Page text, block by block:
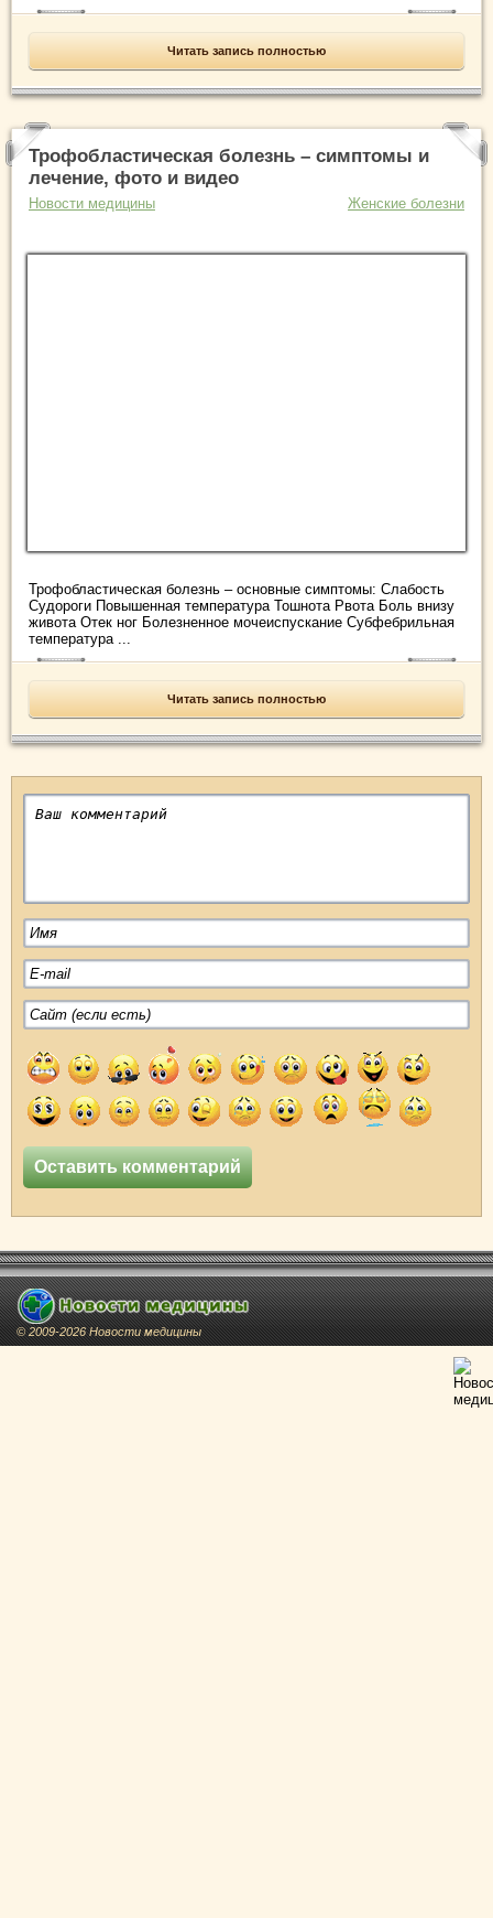
Читать запись полностью
Трофобластическая болезнь – симптомы и
лечение, фото и видео
Новости медицины Женские болезни
Трофобластическая болезнь – основные симптомы: Слабость
Судороги Повышенная температура Тошнота Рвота Боль внизу
живота Отек ног Болезненное мочеиспускание Субфебрильная
температура ...
Читать запись полностью
© 2009-2026 Новости медицины